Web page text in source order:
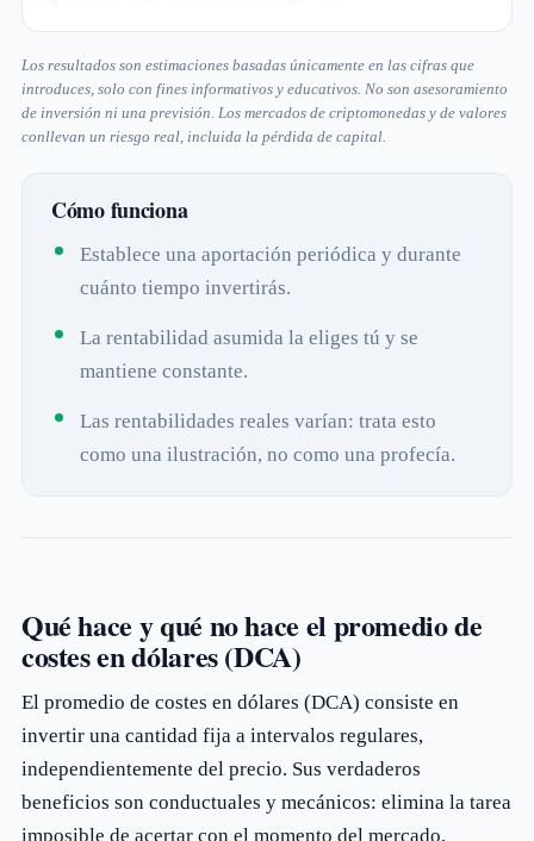
Los resultados son estimaciones basadas únicamente en las cifras que
introduces, solo con fines informativos y educativos. No son asesoramiento
de inversión ni una previsión. Los mercados de criptomonedas y de valores
conllevan un riesgo real, incluida la pérdida de capital.
Cómo funciona
Establece una aportación periódica y durante
cuánto tiempo invertirás.
La rentabilidad asumida la eliges tú y se
mantiene constante.
Las rentabilidades reales varían: trata esto
como una ilustración, no como una profecía.
Qué hace y qué no hace el promedio de
costes en dólares (DCA)
El promedio de costes en dólares (DCA) consiste en
invertir una cantidad fija a intervalos regulares,
independientemente del precio. Sus verdaderos
beneficios son conductuales y mecánicos: elimina la tarea
imposible de acertar con el momento del mercado,